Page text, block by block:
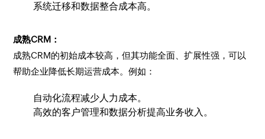
系统迁移和数据整合成本高。
成熟CRM：
成熟CRM的初始成本较高，但其功能全面、扩展性强，可以
帮助企业降低长期运营成本。例如：
自动化流程减少人力成本。
高效的客户管理和数据分析提高业务收入。